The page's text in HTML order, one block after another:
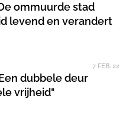
ommuurde stad
levend en verandert
7 FEB. 22
dubbele deur
vrijheid"